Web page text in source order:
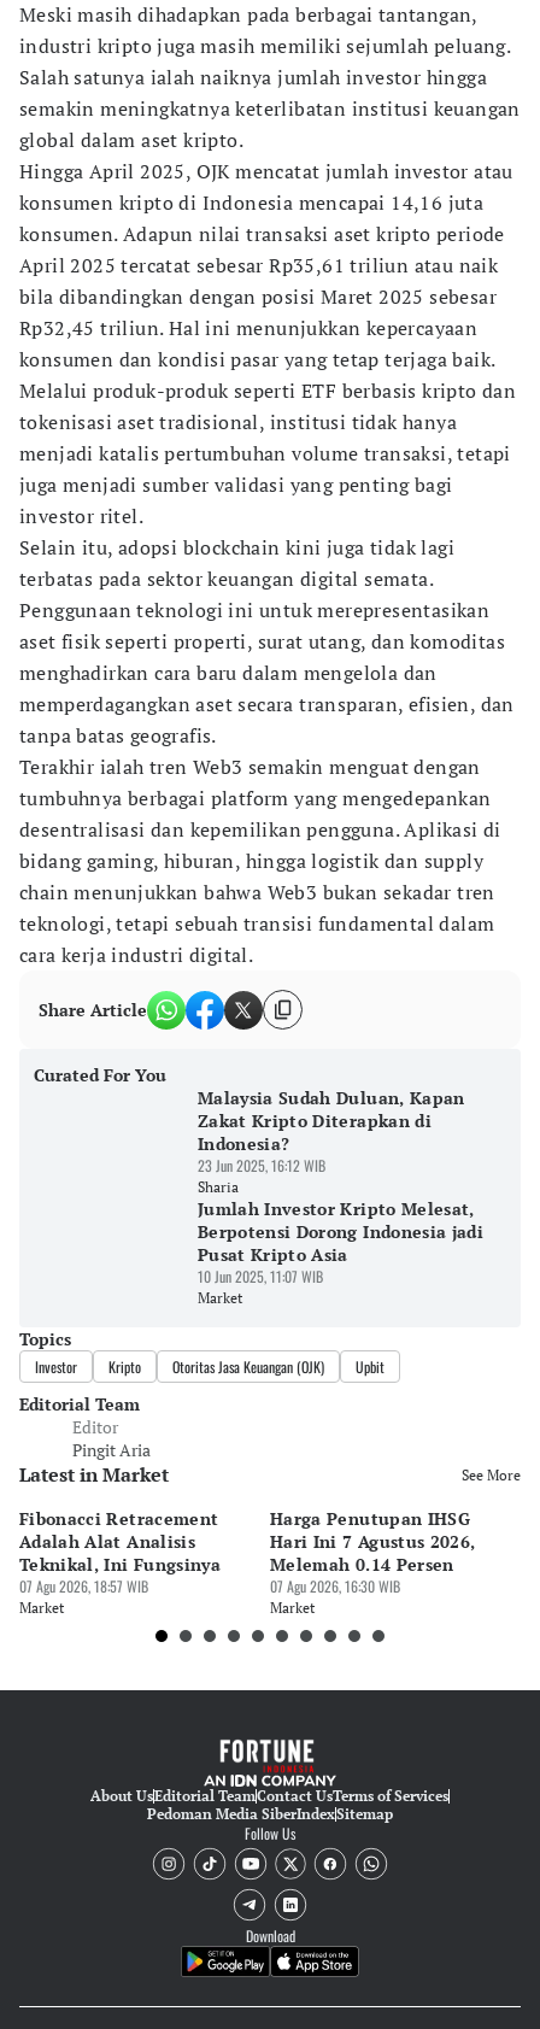
Meski masih dihadapkan pada berbagai tantangan,
industri kripto juga masih memiliki sejumlah peluang.
Salah satunya ialah naiknya jumlah investor hingga
semakin meningkatnya keterlibatan institusi keuangan
global dalam aset kripto.
Hingga April 2025, OJK mencatat jumlah investor atau
konsumen kripto di Indonesia mencapai 14,16 juta
konsumen. Adapun nilai transaksi aset kripto periode
April 2025 tercatat sebesar Rp35,61 triliun atau naik
bila dibandingkan dengan posisi Maret 2025 sebesar
Rp32,45 triliun. Hal ini menunjukkan kepercayaan
konsumen dan kondisi pasar yang tetap terjaga baik.
Melalui produk-produk seperti ETF berbasis kripto dan
tokenisasi aset tradisional, institusi tidak hanya
menjadi katalis pertumbuhan volume transaksi, tetapi
juga menjadi sumber validasi yang penting bagi
investor ritel.
Selain itu, adopsi blockchain kini juga tidak lagi
terbatas pada sektor keuangan digital semata.
Penggunaan teknologi ini untuk merepresentasikan
aset fisik seperti properti, surat utang, dan komoditas
menghadirkan cara baru dalam mengelola dan
memperdagangkan aset secara transparan, efisien, dan
tanpa batas geografis.
Terakhir ialah tren Web3 semakin menguat dengan
tumbuhnya berbagai platform yang mengedepankan
desentralisasi dan kepemilikan pengguna. Aplikasi di
bidang gaming, hiburan, hingga logistik dan supply
chain menunjukkan bahwa Web3 bukan sekadar tren
teknologi, tetapi sebuah transisi fundamental dalam
cara kerja industri digital.
Share Article
Curated For You
Malaysia Sudah Duluan, Kapan
Zakat Kripto Diterapkan di
Indonesia?
23 Jun 2025, 16:12 WIB
Sharia
Jumlah Investor Kripto Melesat,
Berpotensi Dorong Indonesia jadi
Pusat Kripto Asia
10 Jun 2025, 11:07 WIB
Market
Topics
Investor Kripto Otoritas Jasa Keuangan (OJK) Upbit
Editorial Team
Editor
Pingit Aria
Latest in Market See More
Fibonacci Retracement
Adalah Alat Analisis
Teknikal, Ini Fungsinya
07 Agu 2026, 18:57 WIB
Market
Harga Penutupan IHSG
Hari Ini 7 Agustus 2026,
Melemah 0.14 Persen
07 Agu 2026, 16:30 WIB
Market
About UsEditorial TeamContact UsTerms of Services
Pedoman Media SiberIndexSitemap
Follow Us
Download